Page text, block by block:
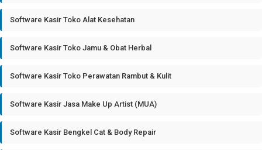
Software Kasir Toko Alat Kesehatan
Software Kasir Toko Jamu & Obat Herbal
Software Kasir Toko Perawatan Rambut & Kulit
Software Kasir Jasa Make Up Artist (MUA)
Software Kasir Bengkel Cat & Body Repair